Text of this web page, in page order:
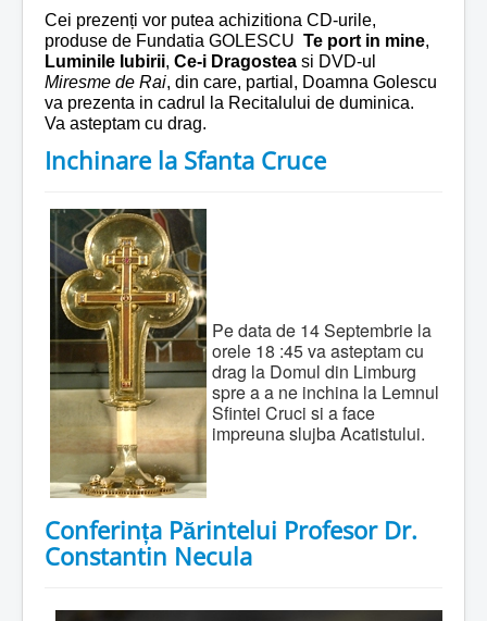
Cei prezenți vor putea achizitiona CD-urile,
produse de Fundatia GOLESCU Te port in mine,
Luminile Iubirii, Ce-i Dragostea si DVD-ul
Miresme de Rai, din care, partial, Doamna Golescu
va prezenta in cadrul la Recitalului de duminica.
Va asteptam cu drag.
Inchinare la Sfanta Cruce
Pe data de 14 Septembrie la
orele 18 :45 va asteptam cu
drag la Domul din Limburg
spre a a ne inchina la Lemnul
Sfintei Cruci si a face
impreuna slujba Acatistului.
Conferința Părintelui Profesor Dr.
Constantin Necula